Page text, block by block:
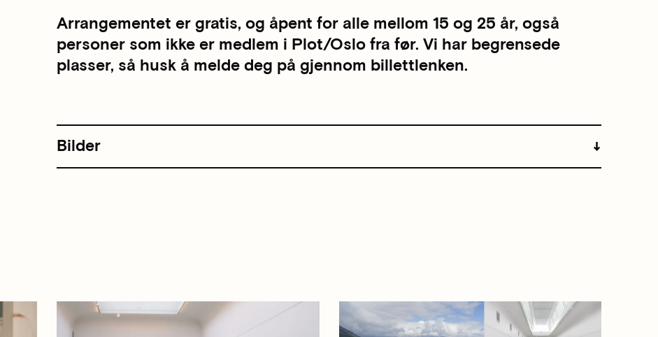
Arrangementet er gratis, og åpent for alle mellom 15 og 25 år, også
personer som ikke er medlem i Plot/Oslo fra før. Vi har begrensede
plasser, så husk å melde deg på gjennom billettlenken.
Bilder